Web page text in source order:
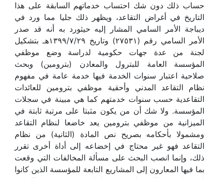
حساب ذلك دون شك احتساب خدماتهم السابقة على هذا
التاريخ في أغراض التقاعد، ويظهر ذلك جليا مما ورد في
ديباجة الأمر السامي المشار إليه حيثورد به أنه قد صدر
الأمر السامي رقم (٢٧٥٣١) وتاريخ ١٣٩٩/٧/٢٩هـ بتشكيل
لجنة من عدة جهات حكومية لدراسة وضع موظفي
المؤسسة العامة للبترول والمعادن (بترومين) وبحث
صلاحية اعتبار سنوات الخدمة فيها خدمة عامة في مفهوم
نظام التقاعد المدني وأحقية موظفي بترومين للعائدات
التقاعدية حسب سنوات خدمتهم كما هي مبينة في سجلات
المؤسسة. ولا شك أن من يكون مثبتا على مرتبة ثابتة في
الميزانية من موظفي بترومين يعد خاضعا لنظام التقاعد
ومشمولا بأحكامه بصريح نص المادة (الثانية) من نظام
التقاعد فهو غير محتاج في إخضاعه إلى أداة أخرى تقرر
ذلك، وإنما انصب البحث على مسألة المخالفات التي وقعت
بما فيها المعارون إلى المشاريع التابعة للمؤسسة الذين كانوا